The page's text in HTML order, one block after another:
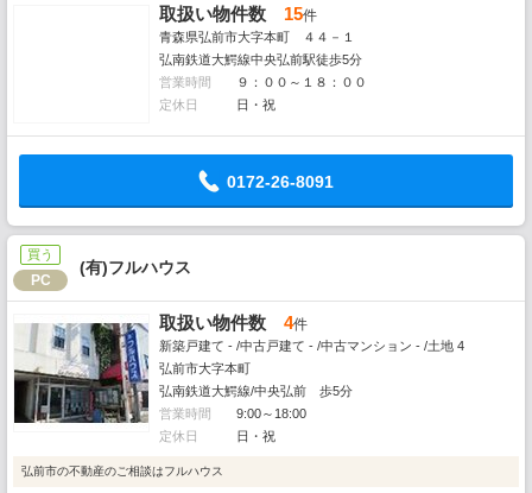
取扱い物件数 15件
青森県弘前市大字本町 ４４－１
弘南鉄道大鰐線中央弘前駅徒歩5分
営業時間
９：００～１８：００
定休日
日・祝
0172-26-8091
買う
PC
(有)フルハウス
取扱い物件数 4件
新築戸建て - /中古戸建て - /中古マンション - /土地 4
弘前市大字本町
弘南鉄道大鰐線/中央弘前 歩5分
営業時間
9:00～18:00
定休日
日・祝
弘前市の不動産のご相談はフルハウス